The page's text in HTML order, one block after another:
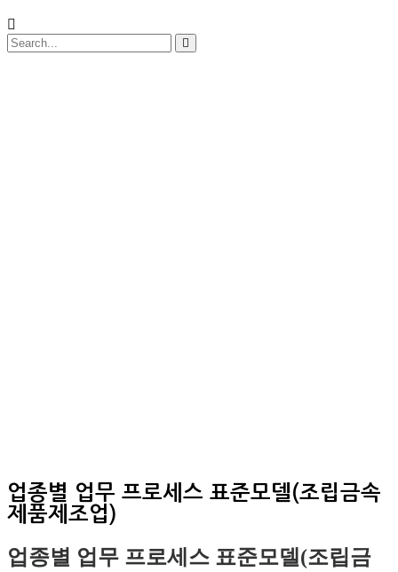
업종별 업무 프로세스 표준모델(조립금속
제품제조업)
업종별 업무 프로세스 표준모델(조립금